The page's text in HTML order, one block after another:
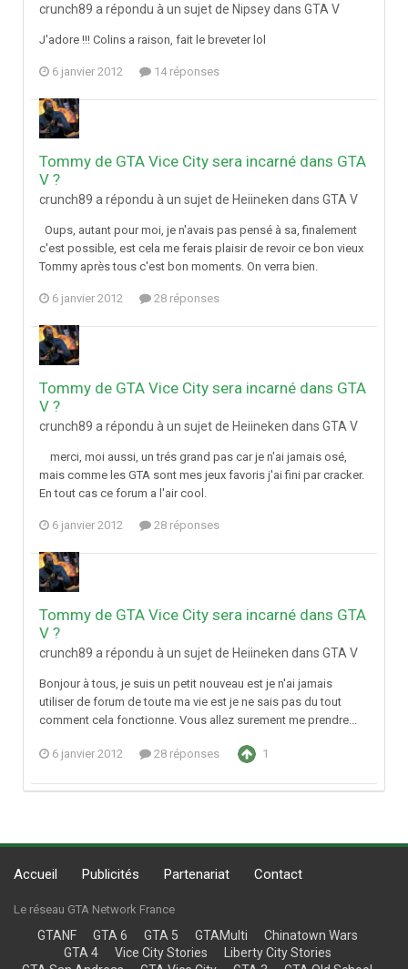
crunch89 a répondu à un sujet de Nipsey dans GTA V
J'adore !!! Colins a raison, fait le breveter lol
6 janvier 2012 14 réponses
Tommy de GTA Vice City sera incarné dans GTA
V ?
crunch89 a répondu à un sujet de Heiineken dans GTA V
Oups, autant pour moi, je n'avais pas pensé à sa, finalement
c'est possible, est cela me ferais plaisir de revoir ce bon vieux
Tommy après tous c'est bon moments. On verra bien.
6 janvier 2012 28 réponses
Tommy de GTA Vice City sera incarné dans GTA
V ?
crunch89 a répondu à un sujet de Heiineken dans GTA V
merci, moi aussi, un trés grand pas car je n'ai jamais osé,
mais comme les GTA sont mes jeux favoris j'ai fini par cracker.
En tout cas ce forum a l'air cool.
6 janvier 2012 28 réponses
Tommy de GTA Vice City sera incarné dans GTA
V ?
crunch89 a répondu à un sujet de Heiineken dans GTA V
Bonjour à tous, je suis un petit nouveau est je n'ai jamais
utiliser de forum de toute ma vie est je ne sais pas du tout
comment cela fonctionne. Vous allez surement me prendre...
6 janvier 2012 28 réponses 1
Accueil Publicités Partenariat Contact
Le réseau GTA Network France
GTANF GTA 6 GTA 5 GTAMulti
Chinatown Wars
GTA 4
Vice City Stories
Liberty City Stories